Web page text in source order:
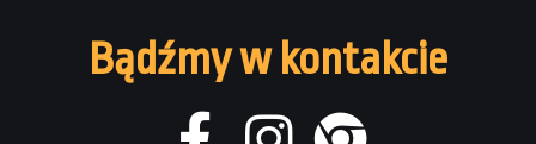
Bądźmy w kontakcie